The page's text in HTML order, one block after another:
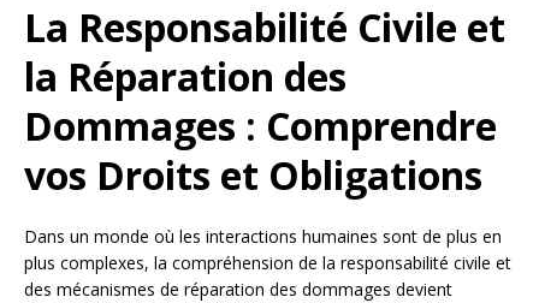
La Responsabilité Civile et
la Réparation des
Dommages : Comprendre
vos Droits et Obligations
Dans un monde où les interactions humaines sont de plus en
plus complexes, la compréhension de la responsabilité civile et
des mécanismes de réparation des dommages devient